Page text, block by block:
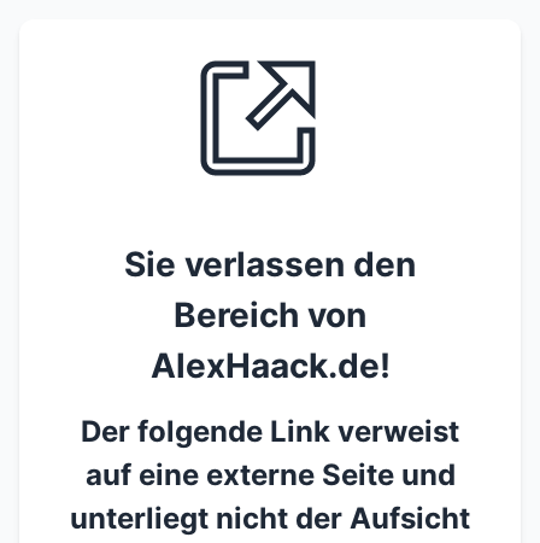
Sie verlassen den
Bereich von
AlexHaack.de!
Der folgende Link verweist
auf eine externe Seite und
unterliegt nicht der Aufsicht